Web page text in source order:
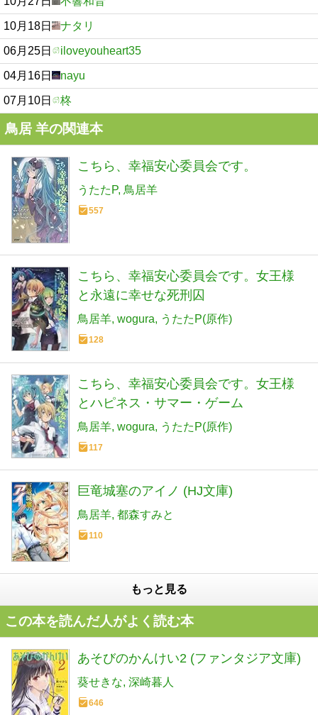
10月18日 ナタリ
06月25日 iloveyouheart35
04月16日 nayu
07月10日 柊
鳥居 羊の関連本
こちら、幸福安心委員会です。
うたたP 鳥居羊
557
こちら、幸福安心委員会です。女王様
と永遠に幸せな死刑囚
鳥居羊 wogura うたたP(原作)
128
こちら、幸福安心委員会です。女王様
とハピネス・サマー・ゲーム
鳥居羊 wogura うたたP(原作)
117
巨竜城塞のアイノ (HJ文庫)
鳥居羊 都森すみと
110
もっと見る
この本を読んだ人がよく読む本
あそびのかんけい2 (ファンタジア文庫)
葵せきな 深崎暮人
646